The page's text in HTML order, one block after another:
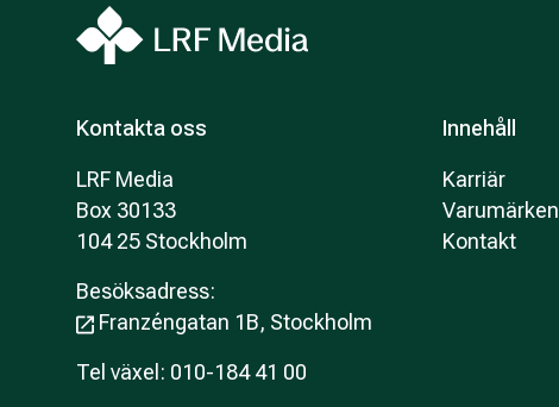
Kontakta oss
LRF Media
Box 30133
104 25 Stockholm
Besöksadress:
Franzéngatan 1B, Stockholm
Tel växel: 010-184 41 00
Innehåll
Karriär
Varumärken
Kontakt